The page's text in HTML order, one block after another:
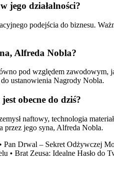
jego działalności?
podejścia do biznesu.
Alfreda Nobla?
pod względem
ustanowienia Nagrody Nobla.
obecne do dziś?
naftowy, technologia
jego syna, Alfreda Nobla.
• Pan Drwal – Sekret Odżywczej
• Brat Zeusa: Idealne Hasło do